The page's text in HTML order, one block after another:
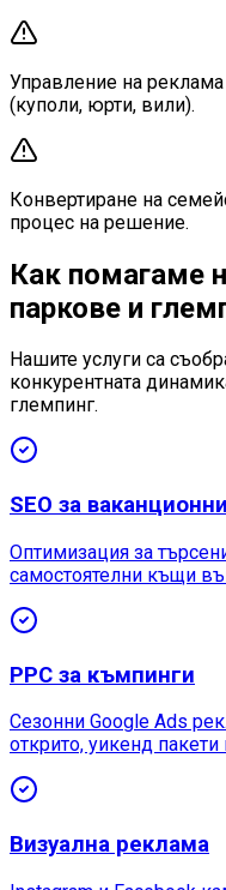
Управление на
(куполи, юрти, вили).
Конвертиране на
процес на решение.
Как помагаме
паркове и
Нашите услуги са
конкурентната
глемпинг.
SEO за
Оптимизация за
самостоятелни къщи
PPC за къмпинги
Сезонни Google Ads
открито, уикенд
Визуална реклама